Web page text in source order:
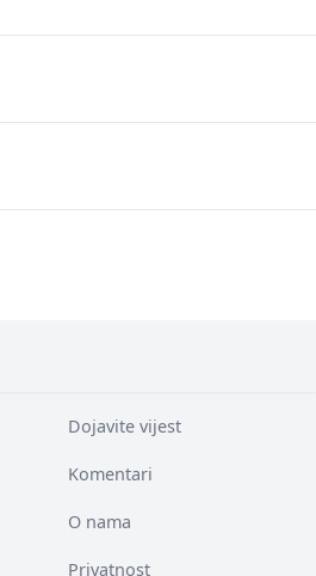
Dojavite vijest
Komentari
O nama
Privatnost